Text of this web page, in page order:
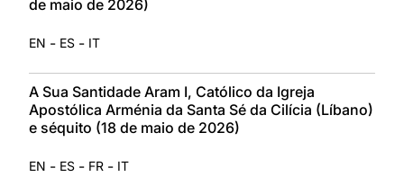
de maio de 2026)
EN - ES - IT
A Sua Santidade Aram I, Católico da Igreja
Apostólica Arménia da Santa Sé da Cilícia (Líbano)
e séquito (18 de maio de 2026)
EN - ES - FR - IT